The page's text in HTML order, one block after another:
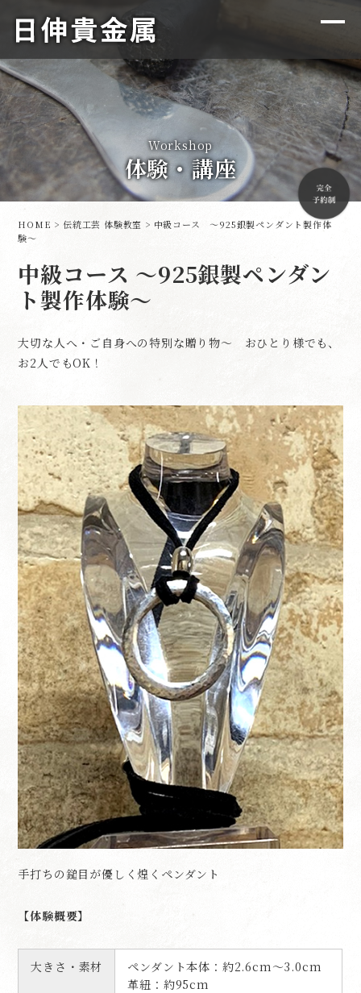
Workshop
体験・講座
HOME >伝統工芸 体験教室 > 中級コース 〜925銀製ペンダント製作体
験〜
中級コース ～925銀製ペンダン
ト製作体験～
大切な人へ・ご自身への特別な贈り物～ おひとり様でも、
お2人でもOK！
手打ちの鎚目が優しく煌くペンダント
【体験概要】
大きさ・素材
ペンダント本体：約2.6cm～3.0cm
革紐：約95cm